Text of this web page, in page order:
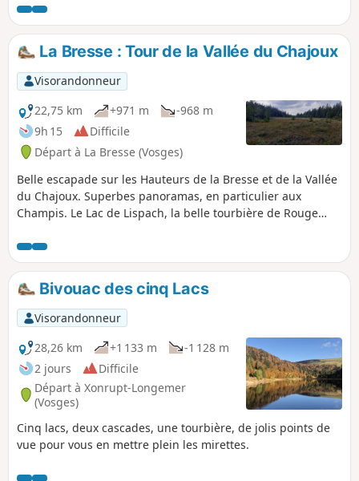
roches. On voit malgré tout les endroits
touristiques et accessibles en véhicule
qui ramènent à la civilisation, mais on
s'en échappe vite pour retrouver le
calme de la montagne. Attention ! Cette
randonnée n'est pas réalisable en hiver
(voir les informations pratiques ci-
dessous)
La Bresse : Tour de la Vallée du Chajoux
Visorandonneur
22,75 km
+971 m
-968 m
9h 15
Difficile
Départ à La Bresse (Vosges)
Belle escapade sur les Hauteurs de la Bresse et de la Vallée
du Chajoux. Superbes panoramas, en particulier aux
Champis. Le Lac de Lispach, la belle tourbière de Rouge
détour de sentiers et chemins vous fera encore plus aimer
cette pittoresque région des Hautes-Vosges.
Bivouac des cinq Lacs
Visorandonneur
28,26 km
+1 133 m
-1 128 m
2 jours
Difficile
Départ à Xonrupt-Longemer
(Vosges)
Cinq lacs, deux cascades, une tourbière, de jolis points de
vue pour vous en mettre plein les mirettes.